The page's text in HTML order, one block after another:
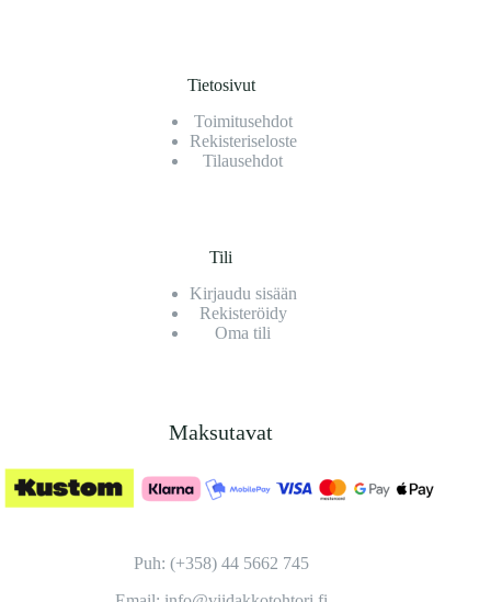
Tietosivut
Toimitusehdot
Rekisteriseloste
Tilausehdot
Tili
Kirjaudu sisään
Rekisteröidy
Oma tili
Maksutavat
Puh: (+358) 44 5662 745